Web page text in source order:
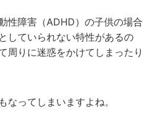
性障害（ADHD）の子供の場合
していられない特性があるの
周りに迷惑をかけてしまったり
なってしまいますよね。